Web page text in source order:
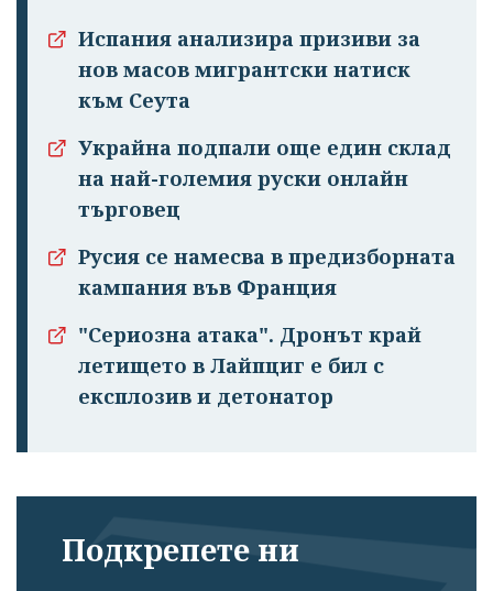
Испания анализира призиви за
нов масов мигрантски натиск
към Сеута
Украйна подпали още един склад
на най-големия руски онлайн
търговец
Русия се намесва в предизборната
кампания във Франция
"Сериозна атака". Дронът край
летището в Лайпциг е бил с
експлозив и детонатор
Подкрепете ни